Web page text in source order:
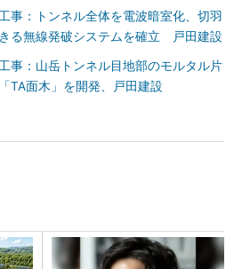
事：トンネル全体を電波暗室化、切羽
る無線発破システムを確立 戸田建設
事：山岳トンネル目地部のモルタル片
TA面木」を開発、戸田建設